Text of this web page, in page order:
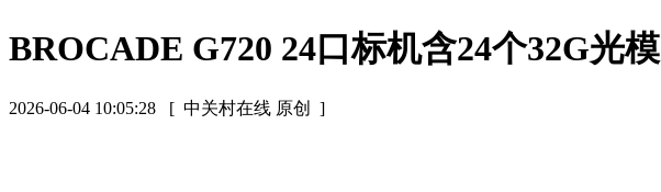
BROCADE G720 24口标机含24个32G光模
2026-06-04 10:05:28 [ 中关村在线 原创 ]